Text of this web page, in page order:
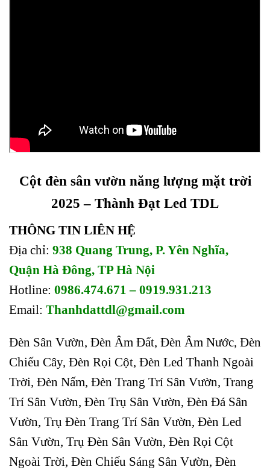
Cột đèn sân vườn năng lượng mặt trời
2025 – Thành Đạt Led TDL
THÔNG TIN LIÊN HỆ
Địa chỉ: 938 Quang Trung, P. Yên Nghĩa,
Quận Hà Đông, TP Hà Nội
Hotline: 0986.474.671 – 0919.931.213
Email: Thanhdattdl@gmail.com
Đèn Sân Vườn, Đèn Âm Đất, Đèn Âm Nước, Đèn
Chiếu Cây, Đèn Rọi Cột, Đèn Led Thanh Ngoài
Trời, Đèn Nấm, Đèn Trang Trí Sân Vườn, Trang
Trí Sân Vườn, Đèn Trụ Sân Vườn, Đèn Đá Sân
Vườn, Trụ Đèn Trang Trí Sân Vườn, Đèn Led
Sân Vườn, Trụ Đèn Sân Vườn, Đèn Rọi Cột
Ngoài Trời, Đèn Chiếu Sáng Sân Vườn, Đèn